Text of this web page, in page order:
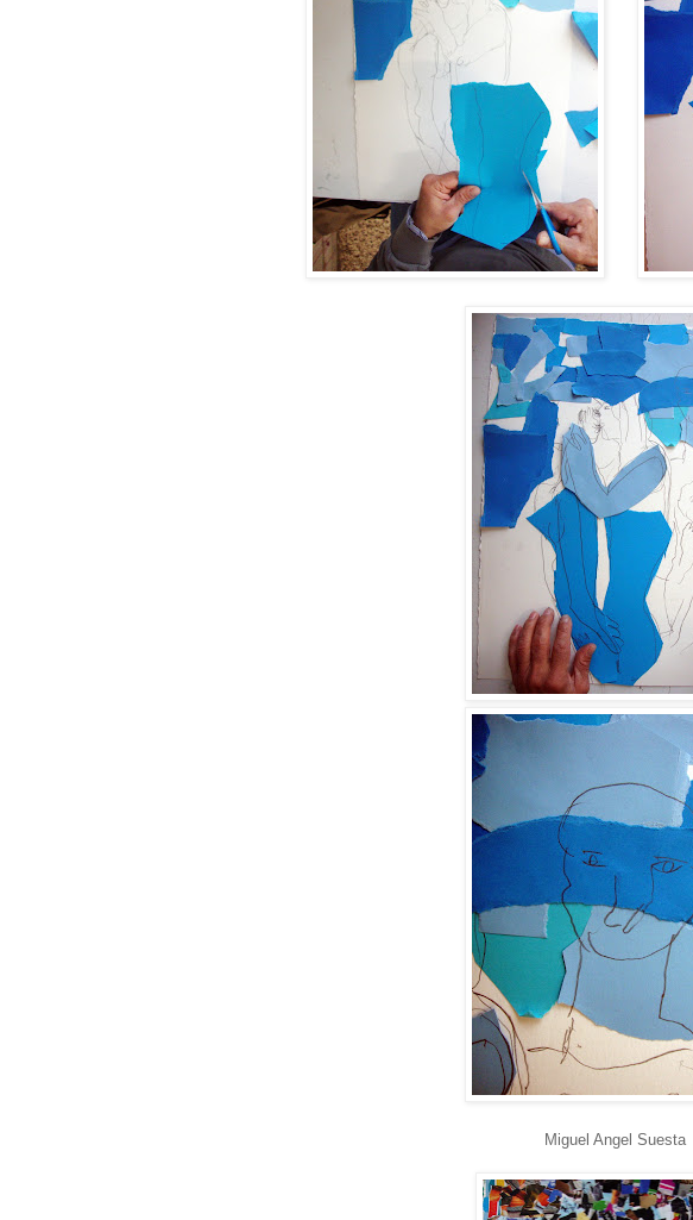
Miguel Angel Suesta